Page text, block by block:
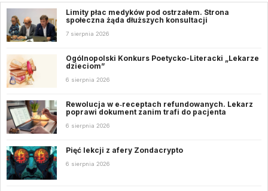
Limity płac medyków pod ostrzałem. Strona
społeczna żąda dłuższych konsultacji
7 sierpnia 2026
Ogólnopolski Konkurs Poetycko-Literacki „Lekarze
dzieciom”
6 sierpnia 2026
Rewolucja w e‑receptach refundowanych. Lekarz
poprawi dokument zanim trafi do pacjenta
6 sierpnia 2026
Pięć lekcji z afery Zondacrypto
6 sierpnia 2026